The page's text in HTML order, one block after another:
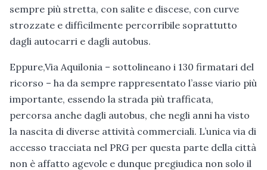
sempre più stretta, con salite e discese, con curve
strozzate e difficilmente percorribile soprattutto
dagli autocarri e dagli autobus.
Eppure,Via Aquilonia – sottolineano i 130 firmatari del
ricorso – ha da sempre rappresentato l’asse viario più
importante, essendo la strada più trafficata,
percorsa anche dagli autobus, che negli anni ha visto
la nascita di diverse attività commerciali. L’unica via di
accesso tracciata nel PRG per questa parte della città
non è affatto agevole e dunque pregiudica non solo il